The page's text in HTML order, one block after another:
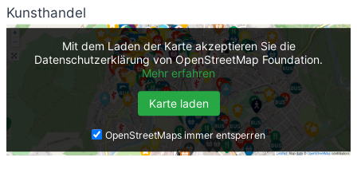
Kunsthandel
Mit dem Laden der Karte akzeptieren Sie die
Datenschutzerklärung von OpenStreetMap Foundation.
Mehr erfahren
Karte laden
OpenStreetMaps immer entsperren